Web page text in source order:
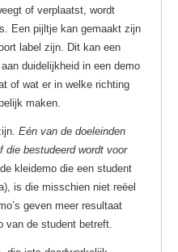
of verplaatst, wordt
Een pijltje kan gemaakt zijn
label zijn. Dit kan een
duidelijkheid in een demo
of wat er in welke richting
maken.
Eén van de doeleinden
bestudeerd wordt voor
kleidemo die een student
is die misschien niet reëel
geven meer resultaat
van de student betreft.